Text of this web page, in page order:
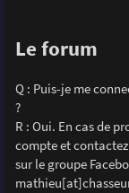
Le forum
Q : Puis-je me
?
R : Oui. En cas de
compte et
sur le groupe